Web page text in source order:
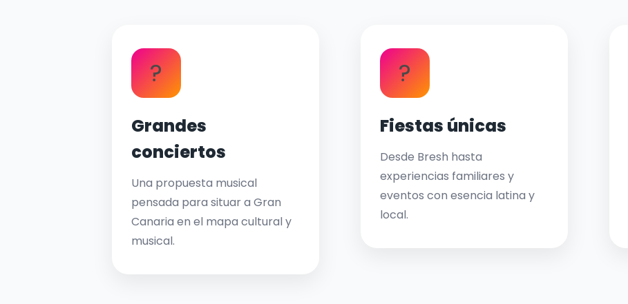
?
Grandes
conciertos
Una propuesta musical
pensada para situar a Gran
Canaria en el mapa cultural y
musical.
?
Fiestas únicas
Desde Bresh hasta
experiencias familiares y
eventos con esencia latina y
local.